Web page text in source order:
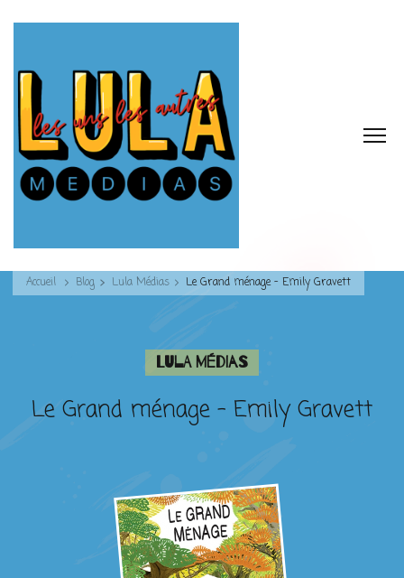
Accueil Blog Lula Médias Le Grand ménage – Emily Gravett
Lula Médias
Le Grand ménage – Emily Gravett